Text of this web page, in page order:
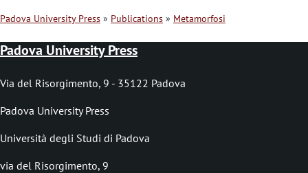
B
r
e
a
d
c
Padova University Press Publications Metamorfosi
Padova University Press
Via del Risorgimento, 9 - 35122 Padova
Padova University Press
Università degli Studi di Padova
via del Risorgimento, 9